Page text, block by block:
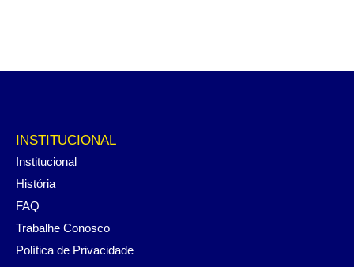
INSTITUCIONAL
Institucional
História
FAQ
Trabalhe Conosco
Política de Privacidade